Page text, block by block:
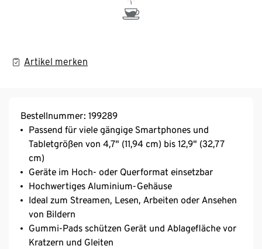
Artikel merken
Bestellnummer: 199289
Passend für viele gängige Smartphones und
Tabletgrößen von 4,7" (11,94 cm) bis 12,9" (32,77
cm)
Geräte im Hoch- oder Querformat einsetzbar
Hochwertiges Aluminium-Gehäuse
Ideal zum Streamen, Lesen, Arbeiten oder Ansehen
von Bildern
Gummi-Pads schützen Gerät und Ablagefläche vor
Kratzern und Gleiten